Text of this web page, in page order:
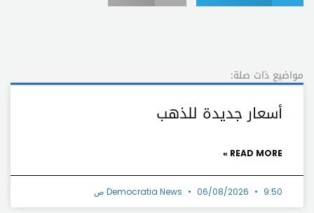
مواضيع ذات صلة:
أسعار جديدة للذهب
READ MORE »
Democratia News 06/08/2026 9:50 ص